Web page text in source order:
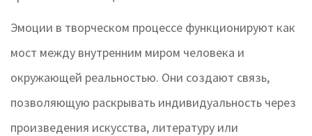
Эмоции в творческом процессе функционируют как
мост между внутренним миром человека и
окружающей реальностью. Они создают связь,
позволяющую раскрывать индивидуальность через
произведения искусства, литературу или